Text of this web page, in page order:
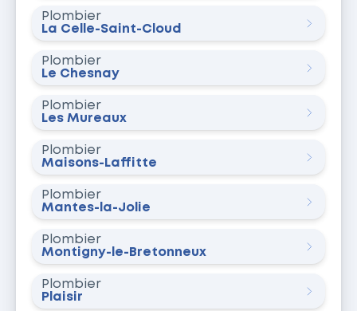
Plombier
La Celle-Saint-Cloud
Plombier
Le Chesnay
Plombier
Les Mureaux
Plombier
Maisons-Laffitte
Plombier
Mantes-la-Jolie
Plombier
Montigny-le-Bretonneux
Plombier
Plaisir